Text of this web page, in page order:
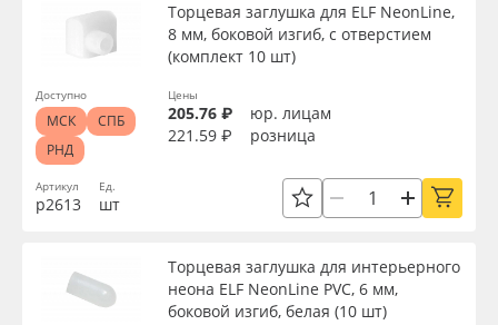
Баннер
Заготовки для сувениров
Страна происхождения
Производитель
Назначение
Артикул
р2613
Торцевая заглушка для ELF NeonLine,
8 мм, боковой изгиб, с отверстием
(комплект 10 шт)
Ед.
шт
Цены
205.76 ₽
юр. лицам
221.59 ₽
розница
Доступно
МСК
СПБ
РНД
Торцевая заглушка для интерьерного
неона ELF NeonLine PVC, 6 мм,
боковой изгиб, белая (10 шт)